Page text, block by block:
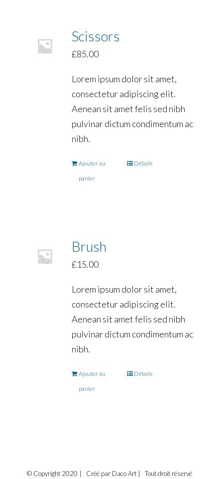
Scissors
£85.00
Lorem ipsum dolor sit amet,
consectetur adipiscing elit.
Aenean sit amet felis sed nibh
pulvinar dictum condimentum ac
nibh.
Ajouter au
panier
Détails
Brush
£15.00
Lorem ipsum dolor sit amet,
consectetur adipiscing elit.
Aenean sit amet felis sed nibh
pulvinar dictum condimentum ac
nibh.
Ajouter au
panier
Détails
© Copyright 2020 | Créé par Daco Art | Tout droit réservé